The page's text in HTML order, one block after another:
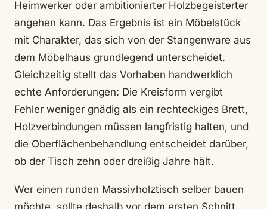
Heimwerker oder ambitionierter Holzbegeisterter
angehen kann. Das Ergebnis ist ein Möbelstück
mit Charakter, das sich von der Stangenware aus
dem Möbelhaus grundlegend unterscheidet.
Gleichzeitig stellt das Vorhaben handwerklich
echte Anforderungen: Die Kreisform vergibt
Fehler weniger gnädig als ein rechteckiges Brett,
Holzverbindungen müssen langfristig halten, und
die Oberflächenbehandlung entscheidet darüber,
ob der Tisch zehn oder dreißig Jahre hält.
Wer einen runden Massivholztisch selber bauen
möchte, sollte deshalb vor dem ersten Schnitt